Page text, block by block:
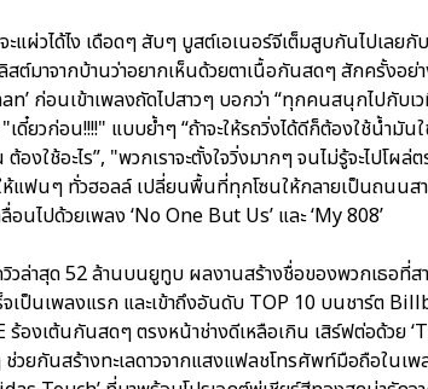
แผ่วได้ไง เดือดๆ สับๆ บูสต์เอเนอร์จีเต็มสูบกันไปเลย
ต์มาจากบ้านว่าอยากเห็นด้วยตาเนื้อกันสดๆ สักครั้งอย่
ก่อนเข้าเพลงถัดไปสาวๆ บอกว่า “ทุกคนสนุกไปกับเ
ดี๋ยวก่อน!!!!" แบบย้ำๆ “ถ้าจะให้รถวิ่งได้ดีก็ต้องใช้น้ำมัน
งใช้อะไร”, "พวกเราจะตั้งใจวิ่งมากๆ จนไม่รู้จะไปโผล่
ห้แฟนๆ ทั่วฮอลล์ เปลี่ยนพื้นที่ทุกโซนให้กลายเป็นถนนส
ไปด้วยเพลง ‘No One But Us’ และ ‘My 808’
ล่าสุด 52 ล้านบนยูทูบ ผลงานสร้างชื่อของพวกเธอที่ส
จเป็นเพลงแรก และเข้าถึงอันดับ TOP 10 บนชาร์ต
องเต้นกันสดๆ ตรงหน้าช่างดีเหลือเกิน เสิร์ฟต่อด้วย
วยกันสร้างทะเลดาวจากแสงแฟลชโทรศัพท์มือถือในเพ